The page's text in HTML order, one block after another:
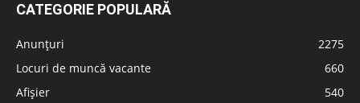
CATEGORIE POPULARĂ
Anunțuri
2275
Locuri de muncă vacante
660
Afișier
540